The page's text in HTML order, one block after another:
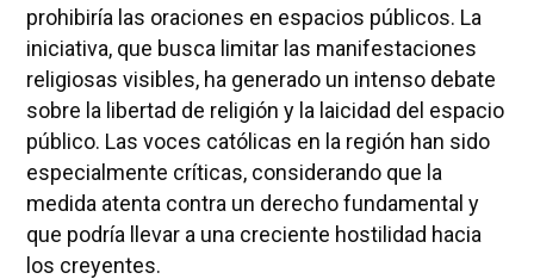
prohibiría las oraciones en espacios públicos. La
iniciativa, que busca limitar las manifestaciones
religiosas visibles, ha generado un intenso debate
sobre la libertad de religión y la laicidad del espacio
público. Las voces católicas en la región han sido
especialmente críticas, considerando que la
medida atenta contra un derecho fundamental y
que podría llevar a una creciente hostilidad hacia
los creyentes.